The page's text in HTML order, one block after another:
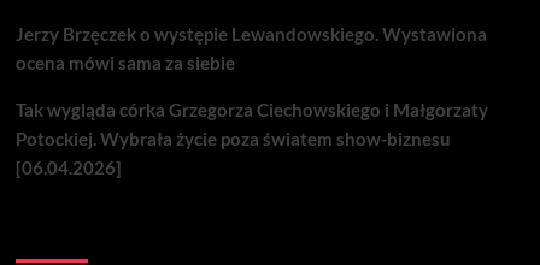
Jerzy Brzęczek o występie Lewandowskiego. Wystawiona
ocena mówi sama za siebie
Tak wygląda córka Grzegorza Ciechowskiego i Małgorzaty
Potockiej. Wybrała życie poza światem show-biznesu
[06.04.2026]